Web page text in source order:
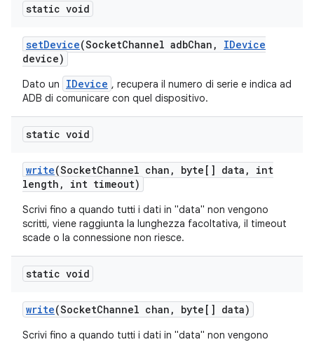
static void
setDevice(SocketChannel adbChan ,
IDevice
device)
Dato un IDevice , recupera il numero di serie e indica ad
ADB di comunicare con quel dispositivo.
static void
write(SocketChannel chan , byte[] data ,
int
length , int timeout)
Scrivi fino a quando tutti i dati in "data" non vengono
scritti, viene raggiunta la lunghezza facoltativa, il timeout
scade o la connessione non riesce.
static void
write(SocketChannel chan , byte[] data)
Scrivi fino a quando tutti i dati in "data" non vengono